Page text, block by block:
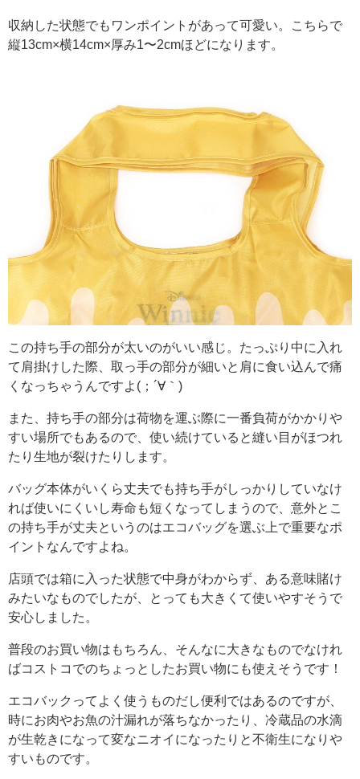
収納した状態でもワンポイントがあって可愛い。こちらで
縦13cm×横14cm×厚み1〜2cmほどになります。
この持ち手の部分が太いのがいい感じ。たっぷり中に入れ
て肩掛けした際、取っ手の部分が細いと肩に食い込んで痛
くなっちゃうんですよ(；´∀｀)
また、持ち手の部分は荷物を運ぶ際に一番負荷がかかりや
すい場所でもあるので、使い続けていると縫い目がほつれ
たり生地が裂けたりします。
バッグ本体がいくら丈夫でも持ち手がしっかりしていなけ
れば使いにくいし寿命も短くなってしまうので、意外とこ
の持ち手が丈夫というのはエコバッグを選ぶ上で重要なポ
イントなんですよね。
店頭では箱に入った状態で中身がわからず、ある意味賭け
みたいなものでしたが、とっても大きくて使いやすそうで
安心しました。
普段のお買い物はもちろん、そんなに大きなものでなけれ
ばコストコでのちょっとしたお買い物にも使えそうです！
エコバックってよく使うものだし便利ではあるのですが、
時にお肉やお魚の汁漏れが落ちなかったり、冷蔵品の水滴
が生乾きになって変なニオイになったりと不衛生になりや
すいものです。